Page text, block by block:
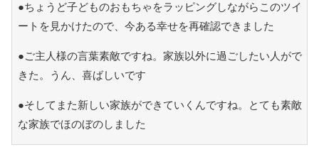
●ちょうど子どものおもちゃをラッピングしながらこのツイ
ートを見かけたので、今ある幸せを再確認できました
●ご主人様の言葉素敵ですね。家族以外に過ごしたい人がで
きた。うん、喜ばしいです
●そしてまた新しい家族ができていくんですね。とても素敵
な家族でほのぼのしました